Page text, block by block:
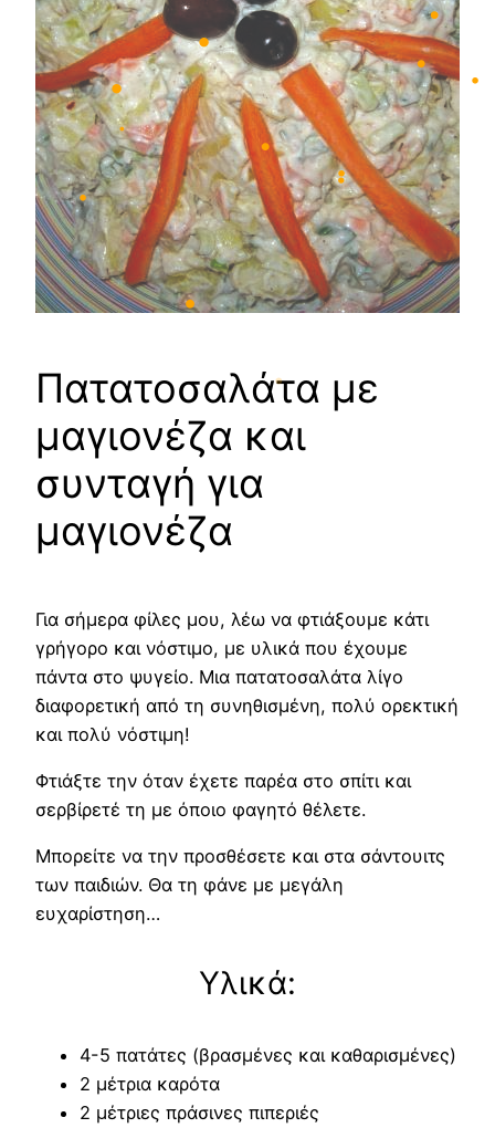
•
•
• •
•
•
•
•
•
•
•
•
•
•
•
Πατατοσαλάτα με
μαγιονέζα και
συνταγή για
μαγιονέζα
Για σήμερα φίλες μου, λέω να φτιάξουμε κάτι
γρήγορο και νόστιμο, με υλικά που έχουμε
πάντα στο ψυγείο. Μια πατατοσαλάτα λίγο
διαφορετική από τη συνηθισμένη, πολύ ορεκτική
και πολύ νόστιμη!
Φτιάξτε την όταν έχετε παρέα στο σπίτι και
σερβίρετέ τη με όποιο φαγητό θέλετε.
Μπορείτε να την προσθέσετε και στα σάντουιτς
των παιδιών. Θα τη φάνε με μεγάλη
ευχαρίστηση…
Υλικά:
4-5 πατάτες (βρασμένες και καθαρισμένες)
2 μέτρια καρότα
2 μέτριες πράσινες πιπεριές